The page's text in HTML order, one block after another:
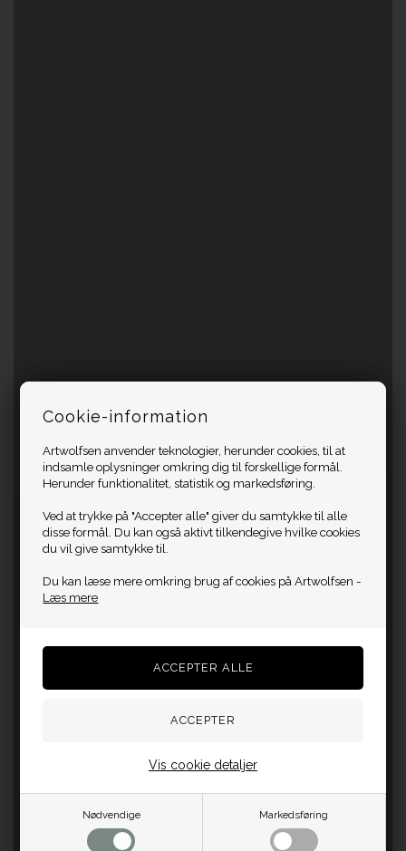
Cookie-information
Artwolfsen anvender teknologier, herunder cookies, til at
indsamle oplysninger omkring dig til forskellige formål.
Herunder funktionalitet, statistik og markedsføring.
Ved at trykke på "Accepter alle" giver du samtykke til alle
disse formål. Du kan også aktivt tilkendegive hvilke cookies
du vil give samtykke til.
Du kan læse mere omkring brug af cookies på Artwolfsen -
Læs mere
Nødvendige Markedsføring
Vis cookie detaljer